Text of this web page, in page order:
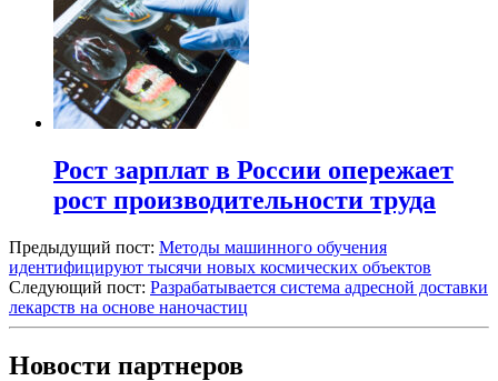
Рост зарплат в России опережает
рост производительности труда
Предыдущий пост: Методы машинного обучения
идентифицируют тысячи новых космических объектов
Следующий пост: Разрабатывается система адресной доставки
лекарств на основе наночастиц
Новости партнеров